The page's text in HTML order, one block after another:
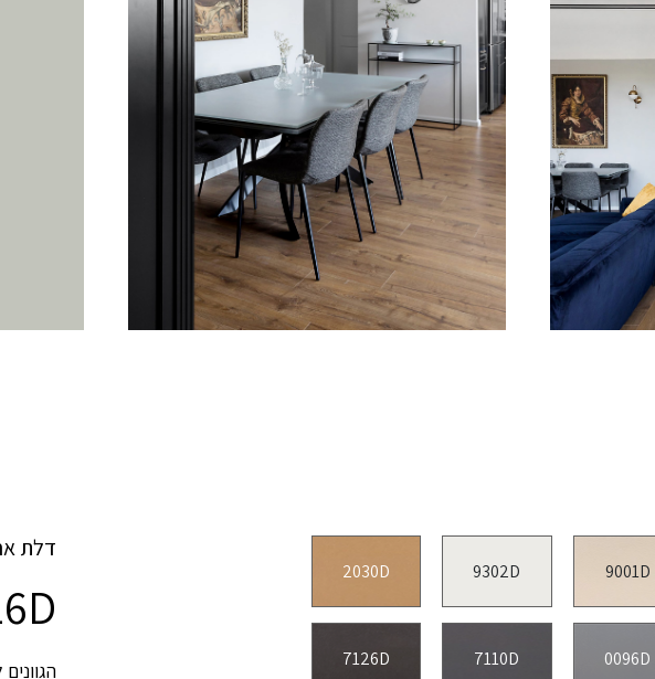
9001D
9302D
2030D
0096D
7110D
7126D
דלת